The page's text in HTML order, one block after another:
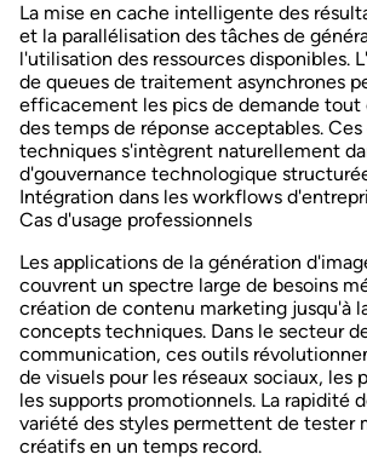
La mise en cache intelligente des
et la parallélisation des tâches de
l'utilisation des ressources disponibles.
de queues de traitement asynchrones
efficacement les pics de demande tout
des temps de réponse acceptables.
techniques s'intègrent naturellement
d'gouvernance technologique
Intégration dans les workflows
Cas d'usage professionnels
Les applications de la génération
couvrent un spectre large de besoins
création de contenu marketing jusqu'à
concepts techniques. Dans le secteur
communication, ces outils
de visuels pour les réseaux sociaux, les
les supports promotionnels. La rapidité
variété des styles permettent de tester
créatifs en un temps record.